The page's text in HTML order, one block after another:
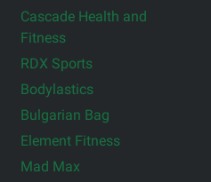
Cascade Health and
Fitness
RDX Sports
Bodylastics
Bulgarian Bag
Element Fitness
Mad Max